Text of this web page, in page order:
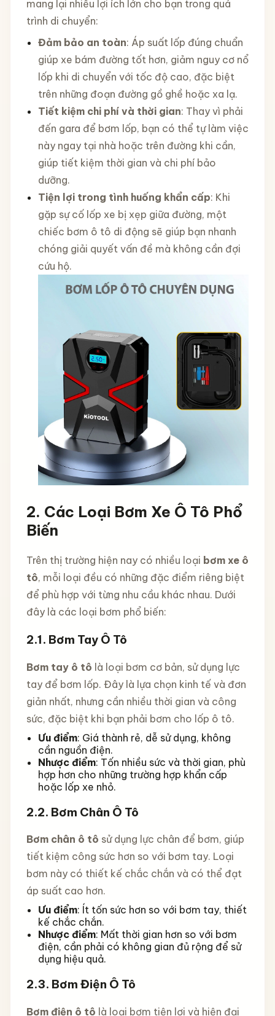
mang lại nhiều lợi ích lớn cho bạn trong quá
trình di chuyển:
Đảm bảo an toàn: Áp suất lốp đúng chuẩn
giúp xe bám đường tốt hơn, giảm nguy cơ nổ
lốp khi di chuyển với tốc độ cao, đặc biệt
trên những đoạn đường gồ ghề hoặc xa lạ.
Tiết kiệm chi phí và thời gian: Thay vì phải
đến gara để bơm lốp, bạn có thể tự làm việc
này ngay tại nhà hoặc trên đường khi cần,
giúp tiết kiệm thời gian và chi phí bảo
dưỡng.
Tiện lợi trong tình huống khẩn cấp: Khi
gặp sự cố lốp xe bị xẹp giữa đường, một
chiếc bơm ô tô di động sẽ giúp bạn nhanh
chóng giải quyết vấn đề mà không cần đợi
cứu hộ.
2. Các Loại Bơm Xe Ô Tô Phổ
Biến
Trên thị trường hiện nay có nhiều loại bơm xe ô
tô, mỗi loại đều có những đặc điểm riêng biệt
để phù hợp với từng nhu cầu khác nhau. Dưới
đây là các loại bơm phổ biến:
2.1. Bơm Tay Ô Tô
Bơm tay ô tô là loại bơm cơ bản, sử dụng lực
tay để bơm lốp. Đây là lựa chọn kinh tế và đơn
giản nhất, nhưng cần nhiều thời gian và công
sức, đặc biệt khi bạn phải bơm cho lốp ô tô.
Ưu điểm: Giá thành rẻ, dễ sử dụng, không
cần nguồn điện.
Nhược điểm: Tốn nhiều sức và thời gian, phù
hợp hơn cho những trường hợp khẩn cấp
hoặc lốp xe nhỏ.
2.2. Bơm Chân Ô Tô
Bơm chân ô tô sử dụng lực chân để bơm, giúp
tiết kiệm công sức hơn so với bơm tay. Loại
bơm này có thiết kế chắc chắn và có thể đạt
áp suất cao hơn.
Ưu điểm: Ít tốn sức hơn so với bơm tay, thiết
kế chắc chắn.
Nhược điểm: Mất thời gian hơn so với bơm
điện, cần phải có không gian đủ rộng để sử
dụng hiệu quả.
2.3. Bơm Điện Ô Tô
Bơm điện ô tô là loại bơm tiện lợi và hiện đại